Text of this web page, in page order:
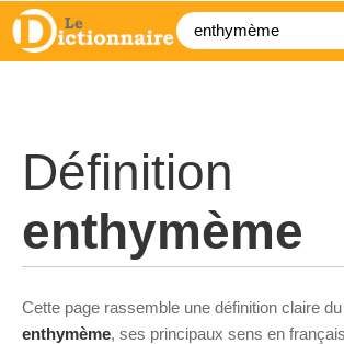
Définition
enthymème
Cette page rassemble une définition claire
enthymème, ses principaux sens en